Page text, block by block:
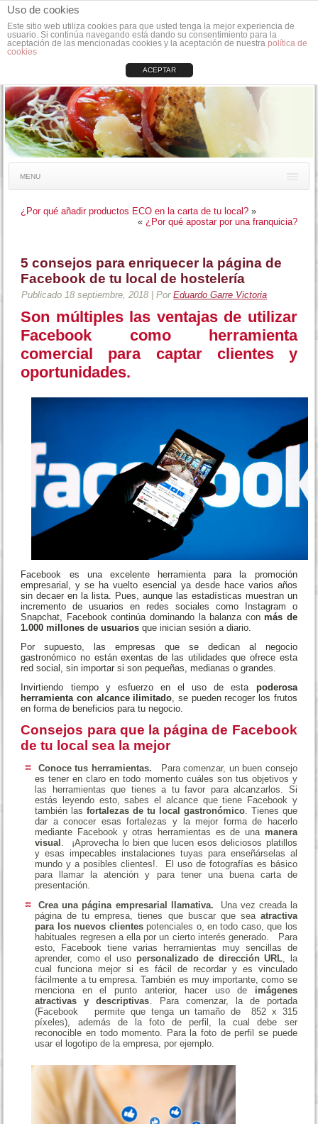
Uso de cookies
Este sitio web utiliza cookies para que usted tenga la mejor experiencia de
usuario. Si continúa navegando está dando su consentimiento para la
aceptación de las mencionadas cookies y la aceptación de nuestra política de
cookies
ACEPTAR
MENU
¿Por qué añadir productos ECO en la carta de tu local? »
« ¿Por qué apostar por una franquicia?
5 consejos para enriquecer la página de
Facebook de tu local de hostelería
Publicado 18 septiembre, 2018 |Por Eduardo Garre Victoria
Son múltiples las ventajas de utilizar
Facebook como herramienta
comercial para captar clientes y
oportunidades.
Facebook es una excelente herramienta para la promoción
empresarial, y se ha vuelto esencial ya desde hace varios años
sin decaer en la lista. Pues, aunque las estadísticas muestran un
incremento de usuarios en redes sociales como Instagram o
Snapchat, Facebook continúa dominando la balanza conmás de
1.000 millones de usuarios que inician sesión a diario.
Por supuesto, las empresas que se dedican al negocio
gastronómico no están exentas de las utilidades que ofrece esta
red social, sin importar si son pequeñas, medianas o grandes.
Invirtiendo tiempo y esfuerzo en el uso de esta poderosa
herramienta con alcance ilimitado , se pueden recoger los frutos
en forma de beneficios para tu negocio.
Consejos para que la página de Facebook
de tu local sea la mejor
Conoce tus herramientas. Para comenzar, un buen consejo
es tener en claro en todo momento cuáles son tus objetivos y
las herramientas que tienes a tu favor para alcanzarlos. Si
estás leyendo esto, sabes el alcance que tiene Facebook y
también lasfortalezas de tu local gastronómico. Tienes que
dar a conocer esas fortalezas y la mejor forma de hacerlo
mediante Facebook y otras herramientas es de una manera
visual . ¡Aprovecha lo bien que lucen esos deliciosos platillos
y esas impecables instalaciones tuyas para enseñárselas al
mundo y a posibles clientes!. El uso de fotografías es básico
para llamar la atención y para tener una buena carta de
presentación.
Crea una página empresarial llamativa. Una vez creada la
página de tu empresa, tienes que buscar que sea atractiva
para los nuevos clientespotenciales o, en todo caso, que los
habituales regresen a ella por un cierto interés generado. Para
esto, Facebook tiene varias herramientas muy sencillas de
aprender, como el uso personalizado de dirección URL , la
cual funciona mejor si es fácil de recordar y es vinculado
fácilmente a tu empresa.También es muy importante, como se
menciona en el punto anterior, hacer uso de imágenes
atractivas y descriptivas . Para comenzar, la de portada
(Facebook permite que tenga un tamaño de 852 x 315
píxeles), además de la foto de perfil, la cual debe ser
reconocible en todo momento. Para la foto de perfil se puede
usar el logotipo de la empresa, por ejemplo.